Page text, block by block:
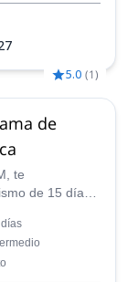
5.0 (1)
de
te
de 15 días